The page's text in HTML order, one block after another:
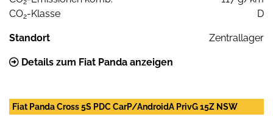
CO2-Klasse D
Standort Zentrallager
Details zum Fiat Panda anzeigen
Fiat Panda Cross 5S PDC CarP/AndroidA PrivG 15Z NSW